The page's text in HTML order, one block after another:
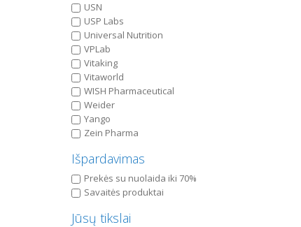
USN
USP Labs
Universal Nutrition
VPLab
Vitaking
Vitaworld
WISH Pharmaceutical
Weider
Yango
Zein Pharma
Išpardavimas
Prekės su nuolaida iki 70%
Savaitės produktai
Jūsų tikslai